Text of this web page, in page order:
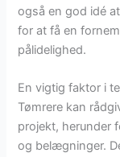
også en god idé
for at få en
pålidelighed.
En vigtig faktor i
Tømrere kan
projekt, herunder
og belægninger.